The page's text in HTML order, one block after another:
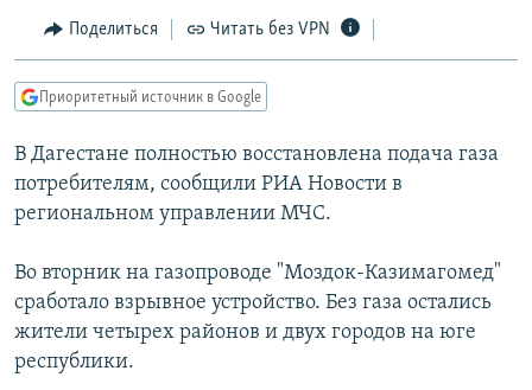
Вернутся
главной
навигации
Вернутся
поиску
МНЕНИЯ
IDEL.РЕАЛИИ
КАВКАЗ.РЕАЛИИ
СЕВЕР.РЕАЛИИ
РАСПИСАНИЕ ВЕЩАНИЯ
ПОДПИШИТЕСЬ НА РАССЫЛКУ
Поделиться Читать без VPN
Приоритетный источник в Google
В Дагестане полностью восстановлена подача газа
потребителям, сообщили РИА Новости в
региональном управлении МЧС.
Во вторник на газопроводе "Моздок-Казимагомед"
сработало взрывное устройство. Без газа остались
жители четырех районов и двух городов на юге
республики.